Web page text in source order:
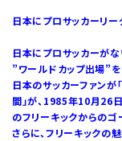
日本にプロサッカーリー
日本にプロサッカーがな
”ワールドカップ出場”
日本のサッカーファンが
間」が、1985年10月26
のフリーキックからのゴ
さらに、フリーキックの